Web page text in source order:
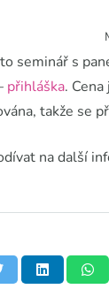
seminář s
přihláška.
takže se
na další